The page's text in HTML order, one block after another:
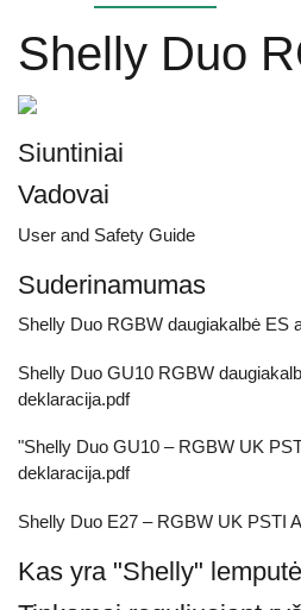
Shelly Duo
Siuntiniai
Vadovai
User and Safety Guide
Suderinamumas
Shelly Duo RGBW daugiakalbė ES
Shelly Duo GU10 RGBW
deklaracija.pdf
"Shelly Duo GU10 – RGBW UK
deklaracija.pdf
Shelly Duo E27 – RGBW UK PSTI
Kas yra "Shelly"